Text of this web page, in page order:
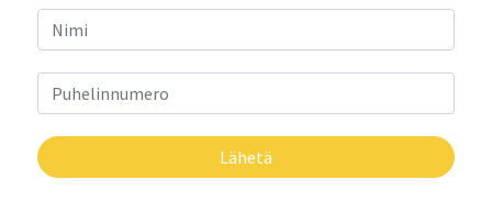
Lähetä